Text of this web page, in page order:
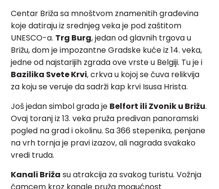
Centar Briža sa mnoštvom znamenitih građevina
koje datiraju iz srednjeg veka je pod zaštitom
UNESCO-a. Trg Burg, jedan od glavnih trgova u
Brižu, dom je impozantne Gradske kuće iz 14. veka,
jedne od najstarijih zgrada ove vrste u Belgiji. Tu je i
Bazilika Svete Krvi, crkva u kojoj se čuva relikvija
za koju se veruje da sadrži kap krvi Isusa Hrista.
Još jedan simbol grada je Belfort ili Zvonik u Brižu.
Ovaj toranj iz 13. veka pruža predivan panoramski
pogled na grad i okolinu. Sa 366 stepenika, penjane
na vrh tornja je pravi izazov, ali nagrada svakako
vredi truda.
Kanali Briža su atrakcija za svakog turistu. Vožnja
čamcem kroz kanale pruža mogućnost